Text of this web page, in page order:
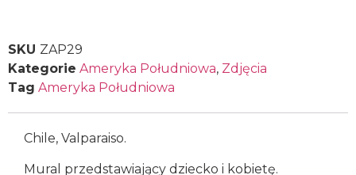
SKU ZAP29
Kategorie Ameryka Południowa, Zdjęcia
Tag Ameryka Południowa
Chile, Valparaiso.
Mural przedstawiający dziecko i kobietę.